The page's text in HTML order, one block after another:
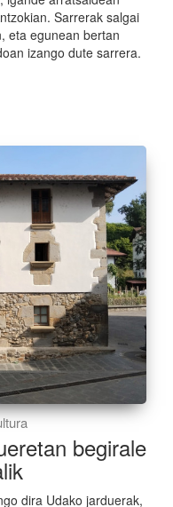
Sarrerak salgai
eta egunean bertan
izango dute sarrera.
begirale
dira Udako jarduerak,